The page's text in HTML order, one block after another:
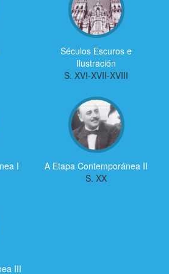
Séculos Escuros e
Ilustración
S. XVI-XVII-XVIII
I
A Etapa Contemporánea II
S. XX
III